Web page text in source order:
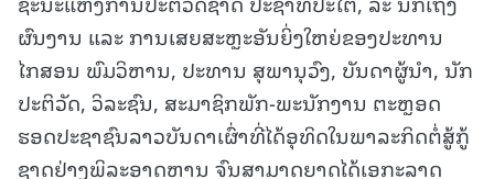
ຜົນງານ ແລະ ການເສຍສະຫຼະອັນຍິ່ງໃຫຍ່ຂອງປະທານ
ໄກສອນ ພົມວິຫານ, ປະທານ ສຸພານຸວົງ, ບັນດາຜູ້ນຳ, ນັກ
ປະຕິວັດ, ວິລະຊົນ, ສະມາຊິກພັກ-ພະນັກງານ ຕະຫຼອດ
ຮອດປະຊາຊົນລາວບັນດາເຜົ່າທີ່ໄດ້ອຸທິດໃນພາລະກິດຕໍ່ສູ້ກູ້
ຊາດຢ່າງພິລະອາດຫານ ຈົນສາມາດຍາດໄດ້ເອກະລາດ